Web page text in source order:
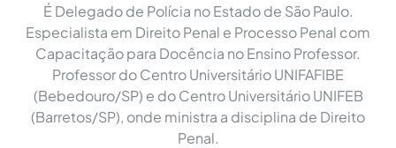
É Delegado de Polícia no Estado de São Paulo.
Especialista em Direito Penal e Processo Penal com
Capacitação para Docência no Ensino Professor.
Professor do Centro Universitário UNIFAFIBE
(Bebedouro/SP) e do Centro Universitário UNIFEB
(Barretos/SP), onde ministra a disciplina de Direito
Penal.